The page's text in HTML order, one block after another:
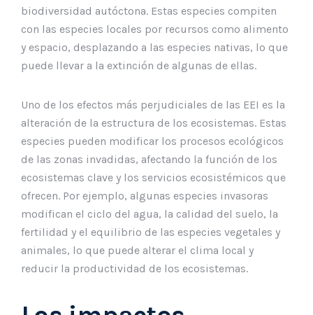
biodiversidad autóctona. Estas especies compiten
con las especies locales por recursos como alimento
y espacio, desplazando a las especies nativas, lo que
puede llevar a la extinción de algunas de ellas.
Uno de los efectos más perjudiciales de las EEI es la
alteración de la estructura de los ecosistemas. Estas
especies pueden modificar los procesos ecológicos
de las zonas invadidas, afectando la función de los
ecosistemas clave y los servicios ecosistémicos que
ofrecen. Por ejemplo, algunas especies invasoras
modifican el ciclo del agua, la calidad del suelo, la
fertilidad y el equilibrio de las especies vegetales y
animales, lo que puede alterar el clima local y
reducir la productividad de los ecosistemas.